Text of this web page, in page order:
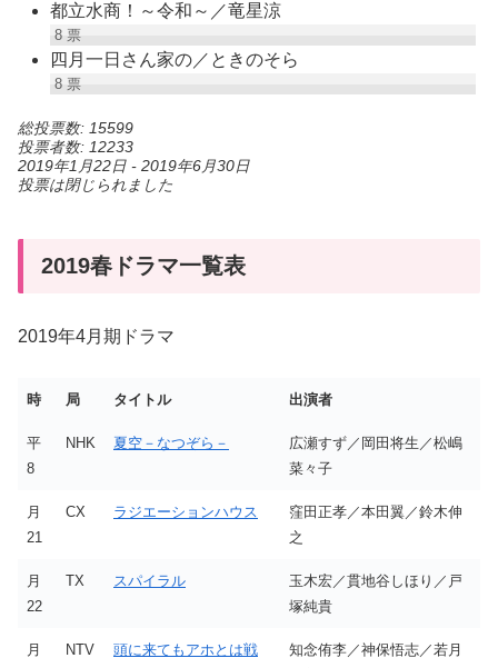
都立水商！～令和～／竜星涼
8票
四月一日さん家の／ときのそら
8票
総投票数: 15599
投票者数: 12233
2019年1月22日 - 2019年6月30日
投票は閉じられました
2019春ドラマ一覧表
2019年4月期ドラマ
時 局 タイトル 出演者
平
8
NHK 夏空－なつぞら－
広瀬すず／岡田将生／松嶋
菜々子
月
21
CX ラジエーションハウス
窪田正孝／本田翼／鈴木伸
之
月
22
TX スパイラル
玉木宏／貫地谷しほり／戸
塚純貴
月
NTV
頭に来てもアホとは戦
知念侑李／神保悟志／若月